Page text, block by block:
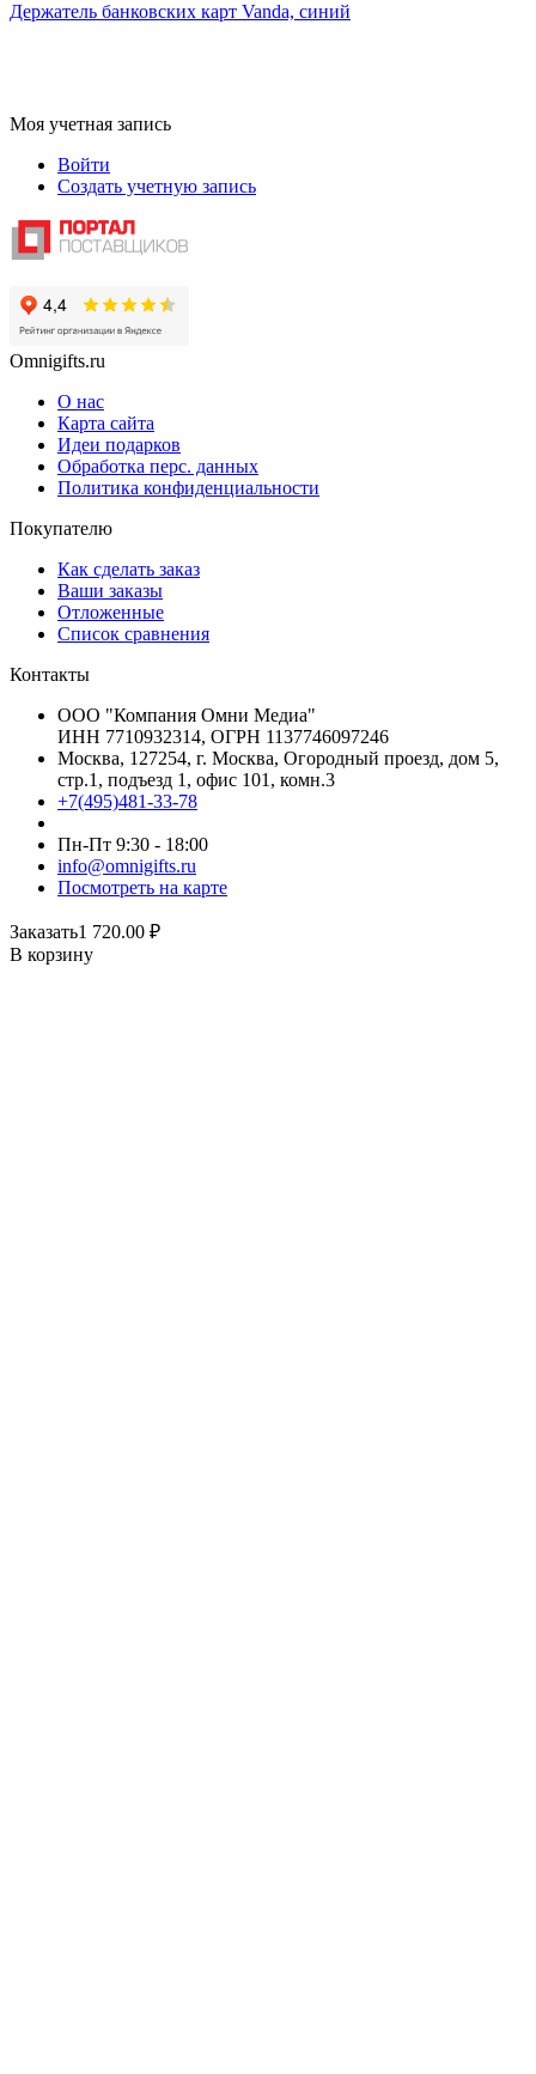
Держатель банковских карт Vanda, синий
Моя учетная запись
Войти
Создать учетную запись
Omnigifts.ru
О нас
Карта сайта
Идеи подарков
Обработка перс. данных
Политика конфиденциальности
Покупателю
Как сделать заказ
Ваши заказы
Отложенные
Список сравнения
Контакты
ООО "Компания Омни Медиа"
ИНН 7710932314, ОГРН 1137746097246
Москва, 127254, г. Москва, Огородный проезд, дом 5,
стр.1, подъезд 1, офис 101, комн.3
+7(495)481-33-78
Пн-Пт 9:30 - 18:00
info@omnigifts.ru
Посмотреть на карте
Заказать1 720.00 ₽
В корзину